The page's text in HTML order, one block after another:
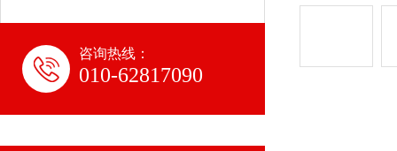
咨询热线：
010-62817090